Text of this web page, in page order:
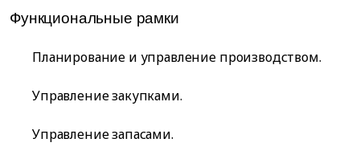
Функциональные рамки
Планирование и управление производством.
Управление закупками.
Управление запасами.